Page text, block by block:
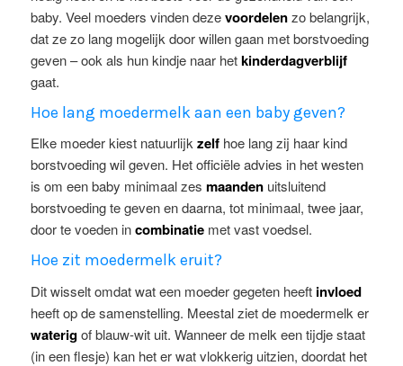
baby. Veel moeders vinden dezevoordelenzo belangrijk,
dat ze zo lang mogelijk door willen gaan met borstvoeding
geven – ook als hun kindje naar hetkinderdagverblijf
gaat.
Hoe lang moedermelk aan een baby geven?
Elke moeder kiest natuurlijkzelfhoe lang zij haar kind
borstvoeding wil geven. Het officiële advies in het westen
is om een baby minimaal zes maandenuitsluitend
borstvoeding te geven en daarna, tot minimaal, twee jaar,
door te voeden incombinatiemet vast voedsel.
Hoe zit moedermelk eruit?
Dit wisselt omdat wat een moeder gegeten heeft invloed
heeft op de samenstelling. Meestal ziet de moedermelk er
waterigof blauw-wit uit. Wanneer de melk een tijdje staat
(in een flesje) kan het er wat vlokkerig uitzien, doordat het